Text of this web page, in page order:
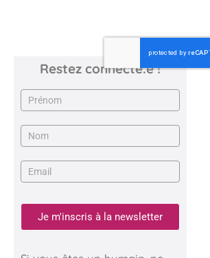
Restez connecté.e !
Newsletter
Je m'inscris à la newsletter